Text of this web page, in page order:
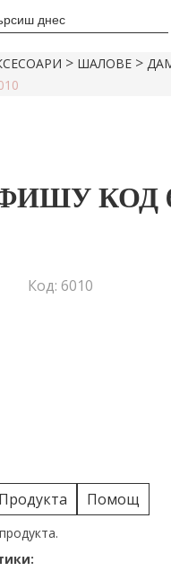
> ШАЛОВЕ >
КОД
Код: 6010
Помощ